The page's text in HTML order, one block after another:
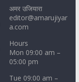
अमर उजियारा
editor@amarujiyar
a.com
Hours
Mon 09:00 am –
05:00 pm
Tue 09:00 am –